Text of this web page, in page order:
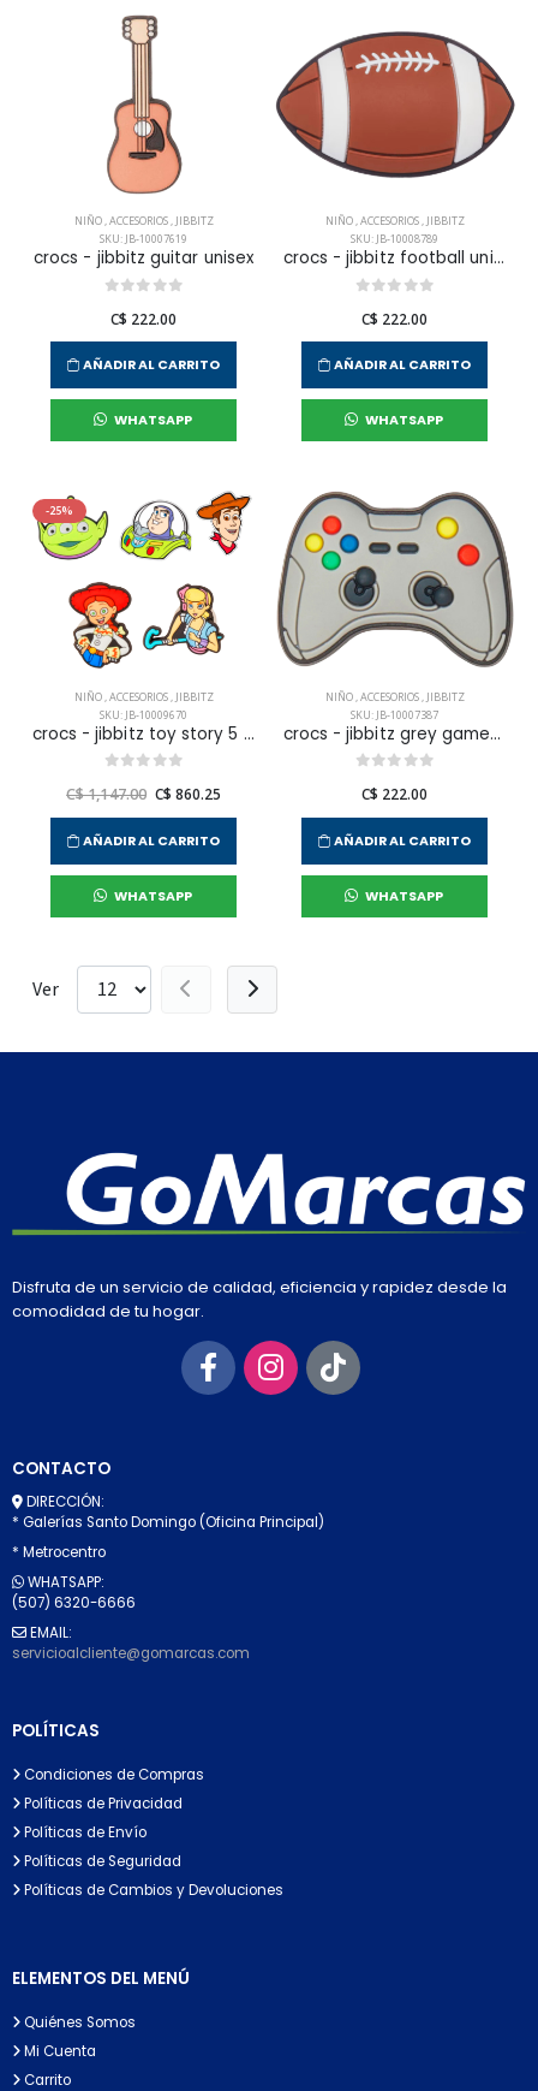
NIÑO,ACCESORIOS, JIBBITZ
SKU: JB-10007619
crocs - jibbitz guitar unisex
C$ 222.00
AÑADIR AL CARRITO
WHATSAPP
NIÑO,ACCESORIOS, JIBBITZ
SKU: JB-10008789
crocs - jibbitz football unisex
C$ 222.00
AÑADIR AL CARRITO
WHATSAPP
-25%
NIÑO,ACCESORIOS, JIBBITZ
SKU: JB-10009670
crocs - jibbitz toy story 5 pack unisex
C$ 1,147.00 C$ 860.25
AÑADIR AL CARRITO
WHATSAPP
NIÑO,ACCESORIOS, JIBBITZ
SKU: JB-10007387
crocs - jibbitz grey game controller unisex
C$ 222.00
AÑADIR AL CARRITO
WHATSAPP
Ver
Disfruta de un servicio de calidad, eficiencia y rapidez desde la
comodidad de tu hogar.
CONTACTO
DIRECCIÓN:
* Galerías Santo Domingo (Oficina Principal)
* Metrocentro
WHATSAPP:
(507) 6320-6666
EMAIL:
servicioalcliente@gomarcas.com
POLÍTICAS
Condiciones de Compras
Políticas de Privacidad
Políticas de Envío
Políticas de Seguridad
Políticas de Cambios y Devoluciones
ELEMENTOS DEL MENÚ
Quiénes Somos
Mi Cuenta
Carrito